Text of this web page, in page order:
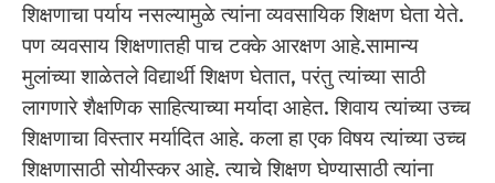
शिक्षणाचा पर्याय नसल्यामुळे त्यांना व्यवसायिक शिक्षण घेता येते.
पण व्यवसाय शिक्षणातही पाच टक्के आरक्षण आहे.सामान्य
मुलांच्या शाळेतले विद्यार्थी शिक्षण घेतात, परंतु त्यांच्या साठी
लागणारे शैक्षणिक साहित्याच्या मर्यादा आहेत. शिवाय त्यांच्या उच्च
शिक्षणाचा विस्तार मर्यादित आहे. कला हा एक विषय त्यांच्या उच्च
शिक्षणासाठी सोयीस्कर आहे. त्याचे शिक्षण घेण्यासाठी त्यांना